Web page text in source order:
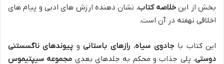
بخش از این خلاصه کتاب، نشان دهنده ارزش های ادبی و پیام های
اخلاقی نهفته در آن است.
این کتاب باجادوی سیاه، رازهای باستانیو پیوندهای ناگسستنی
دوستی، پلی جذاب و محکم به جلدهای بعدی مجموعه سیپتیموس